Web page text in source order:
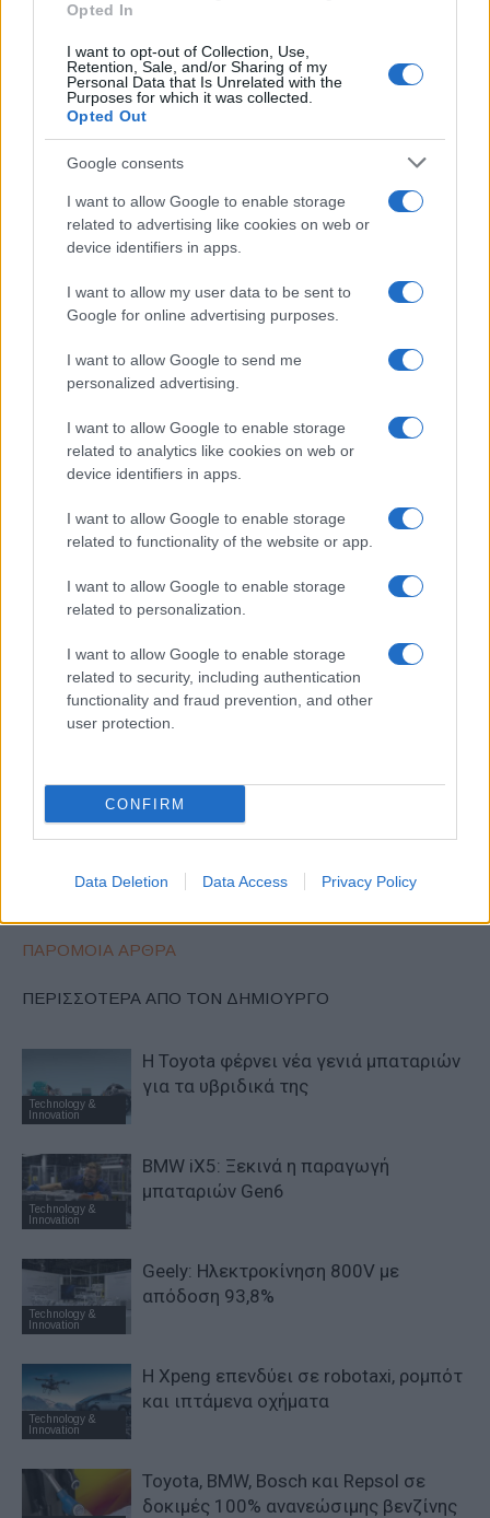
Opted In
I want to opt-out of Collection, Use,
Retention, Sale, and/or Sharing of my
Personal Data that Is Unrelated with the
Purposes for which it was collected.
Opted Out
Google consents
I want to allow Google to enable storage
related to advertising like cookies on web or
device identifiers in apps.
I want to allow my user data to be sent to
Google for online advertising purposes.
I want to allow Google to send me
personalized advertising.
I want to allow Google to enable storage
related to analytics like cookies on web or
device identifiers in apps.
I want to allow Google to enable storage
related to functionality of the website or app.
I want to allow Google to enable storage
related to personalization.
I want to allow Google to enable storage
related to security, including authentication
functionality and fraud prevention, and other
user protection.
CONFIRM
Data Deletion Data Access Privacy Policy
από 18.990 ευρώ
Ατρόμητος και Novibet
συνεχίζουν μαζί: Ανανέωση
δεικτών FTSE4Good
Alpha Bank: Για πρώτη φορά το Αρχαίο Θέατρο Επιδαύρου
άνοιξε τις πύλες του σε όλους
Αντλία θερμότητας
εμβέλεια Ηλεκτροκίνηση μπαταρίες
Προηγούμενο άρθρο
Το Groupe Renault στην Auto
Shanghai 2019 με το Renault
Επόμενο άρθρο
ασφαλείας της Subaru
ΠΑΡΟΜΟΙΑ ΑΡΘΡΑ
ΠΕΡΙΣΣΟΤΕΡΑ ΑΠΟ ΤΟΝ ΔΗΜΙΟΥΡΓΟ
Technology &
Innovation
Η Toyota φέρνει νέα γενιά μπαταριών
για τα υβριδικά της
Technology &
Innovation
BMW iX5: Ξεκινά η παραγωγή
μπαταριών Gen6
Technology &
Innovation
Geely: Ηλεκτροκίνηση 800V με
απόδοση 93,8%
Technology &
Innovation
Η Xpeng επενδύει σε robotaxi, ρομπότ
και ιπτάμενα οχήματα
Toyota, BMW, Bosch και Repsol σε
δοκιμές 100% ανανεώσιμης βενζίνης